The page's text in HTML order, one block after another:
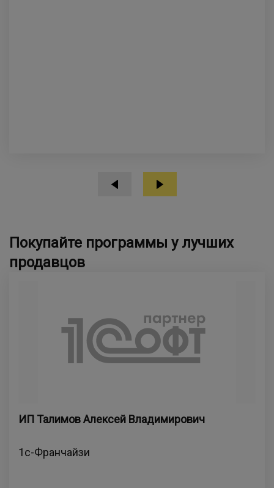
Покупайте программы у лучших
продавцов
ИП Талимов Алексей Владимирович
1с-Франчайзи